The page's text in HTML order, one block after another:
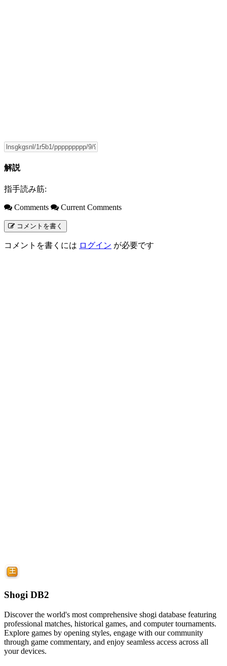
解説
指手読み筋:
Comments Current Comments
コメントを書く
コメントを書くには ログイン が必要です
Shogi DB2
Discover the world's most comprehensive shogi database featuring
professional matches, historical games, and computer tournaments.
Explore games by opening styles, engage with our community
through game commentary, and enjoy seamless access across all
your devices.